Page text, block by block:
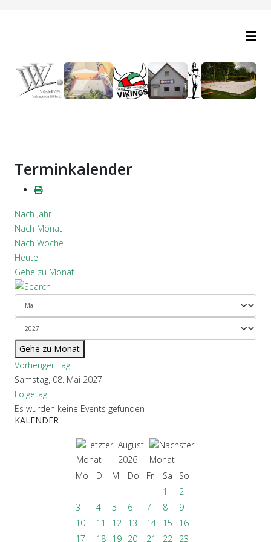
Terminkalender
Nach Jahr
Nach Monat
Nach Woche
Heute
Gehe zu Monat
Gehe zu Monat
Vorheriger Tag
Samstag, 08. Mai 2027
Folgetag
Es wurden keine Events gefunden
KALENDER
August
2026
Mo
Di Mi Do Fr Sa
So
1
2
3
4 5 6 7 8
9
10
11 12 13 14 15
16
17
18 19 20 21 22 23